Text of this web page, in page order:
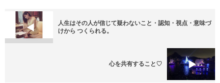
人生はその人が信じて疑わないこと・認知・視点・意味づ
けから つくられる。
心を共有すること♡